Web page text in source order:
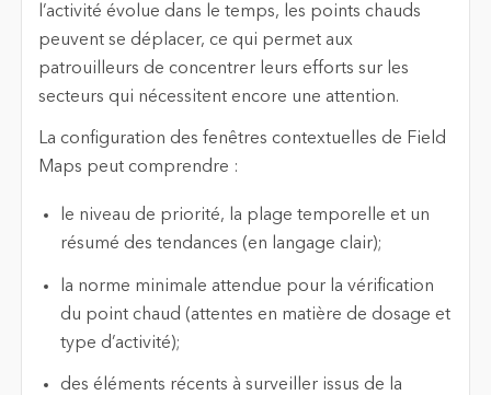
l’activité évolue dans le temps, les points chauds
peuvent se déplacer, ce qui permet aux
patrouilleurs de concentrer leurs efforts sur les
secteurs qui nécessitent encore une attention.
La configuration des fenêtres contextuelles de Field
Maps peut comprendre :
le niveau de priorité, la plage temporelle et un
résumé des tendances (en langage clair);
la norme minimale attendue pour la vérification
du point chaud (attentes en matière de dosage et
type d’activité);
des éléments récents à surveiller issus de la